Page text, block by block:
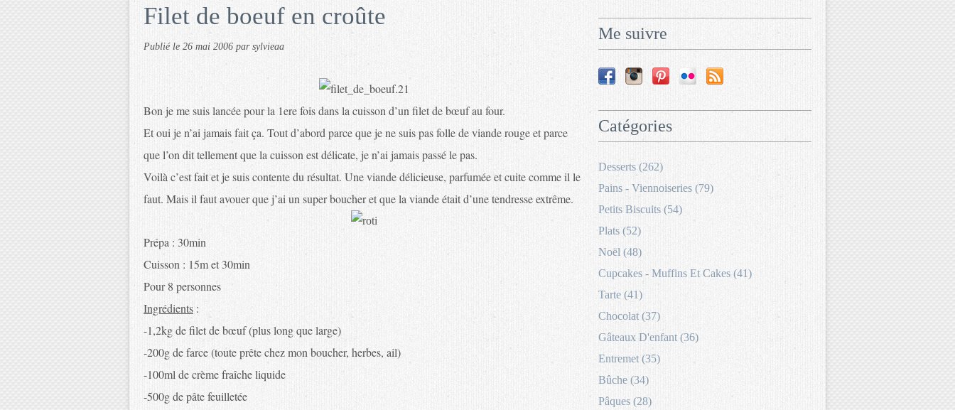
Filet de boeuf en croûte
Publié le 26 mai 2006 par sylvieaa
Bon je me suis lancée pour la 1ere fois dans la cuisson d’un filet de bœuf au four.
Et oui je n’ai jamais fait ça. Tout d’abord parce que je ne suis pas folle de viande rouge et parce
que l’on dit tellement que la cuisson est délicate, je n’ai jamais passé le pas.
Voilà c’est fait et je suis contente du résultat. Une viande délicieuse, parfumée et cuite comme il le
faut. Mais il faut avouer que j’ai un super boucher et que la viande était d’une tendresse extrême.
Prépa : 30min
Cuisson : 15m et 30min
Pour 8 personnes
Ingrédients :
-1,2kg de filet de bœuf (plus long que large)
-200g de farce (toute prête chez mon boucher, herbes, ail)
-100ml de crème fraîche liquide
-500g de pâte feuilletée
Me suivre
Catégories
Desserts (262)
Pains - Viennoiseries (79)
Petits Biscuits (54)
Plats (52)
Noël (48)
Cupcakes - Muffins Et Cakes (41)
Tarte (41)
Chocolat (37)
Gâteaux D'enfant (36)
Entremet (35)
Bûche (34)
Pâques (28)